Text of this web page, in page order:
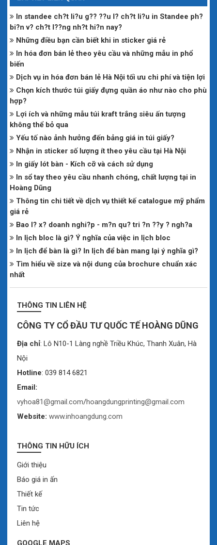
In standee ch?t li?u g?? ??u l? ch?t li?u in Standee ph?
bi?n v? ch?t l??ng nh?t hi?n nay?
Những điều bạn cần biết khi in sticker giá rẻ
In hóa đơn bán lẻ theo yêu cầu và những mẫu in phổ
biến
Dịch vụ in hóa đơn bán lẻ Hà Nội tối ưu chi phí và tiện lợi
Chọn kích thước túi giấy đựng quần áo như nào cho phù
hợp?
Lợi ích và những mẫu túi kraft trắng siêu ấn tượng
không thể bỏ qua
Yếu tố nào ảnh hưởng đến bảng giá in túi giấy?
Nhận in sticker số lượng ít theo yêu cầu tại Hà Nội
In giấy lót bàn - Kích cỡ và cách sử dụng
In sổ tay theo yêu cầu nhanh chóng, chất lượng tại in
Hoàng Dũng
Thông tin chi tiết về dịch vụ thiết kế catalogue mỹ phẩm
giá rẻ
Bao l? x? doanh nghi?p - m?n qu? tri ?n ??y ? ngh?a
In lịch bloc là gì? Ý nghĩa của việc in lịch bloc
In lịch để bàn là gì? In lịch để bàn mang lại ý nghĩa gì?
Tìm hiểu về size và nội dung của brochure chuẩn xác
nhất
THÔNG TIN LIÊN HỆ
CÔNG TY CỔ ĐẦU TƯ QUỐC TẾ HOÀNG DŨNG
Địa chỉ: Lô N10-1 Làng nghề Triều Khúc, Thanh Xuân, Hà
Nội
Hotline: 039 814 6821
Email:
vyhoa81@gmail.com/hoangdungprinting@gmail.com
Website: www.inhoangdung.com
THÔNG TIN HỮU ÍCH
Giới thiệu
Báo giá in ấn
Thiết kế
Tin tức
Liên hệ
GOOGLE MAPS